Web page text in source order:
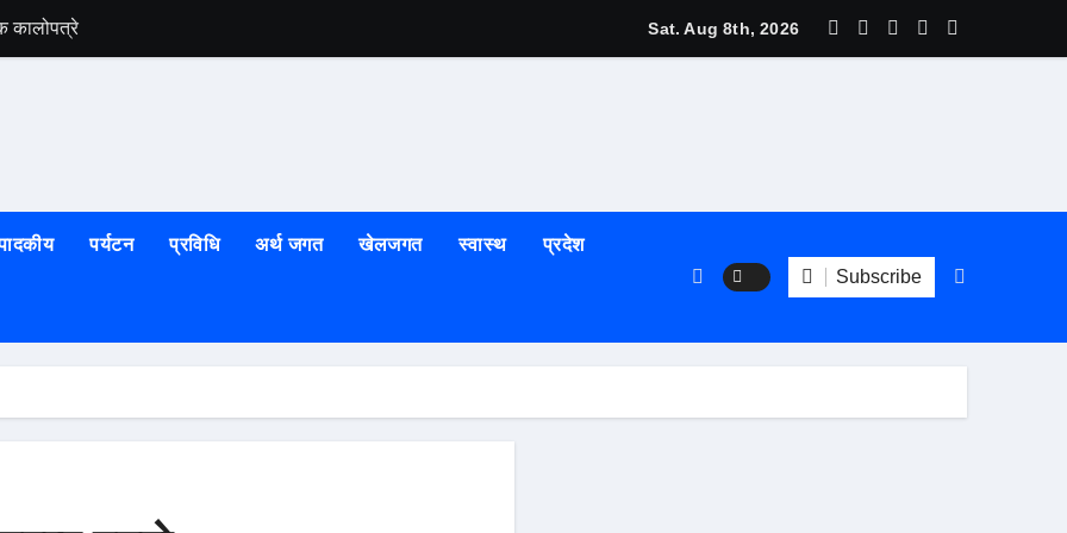
कालोपत्रे Sat. Aug 8th, 2026
पर्यटन प्रविधि अर्थ जगत खेलजगत स्वास्थ प्रदेश
Subscribe